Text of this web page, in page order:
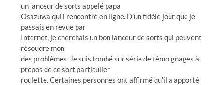
un lanceur de sorts appelé papa
Osazuwa qui i rencontré en ligne. D’un fidèle jour que je
passais en revue par
Internet, je cherchais un bon lanceur de sorts qui peuvent
résoudre mon
des problèmes. Je suis tombé sur série de témoignages à
propos de ce sort particulier
roulette. Certaines personnes ont affirmé qu’il a apporté